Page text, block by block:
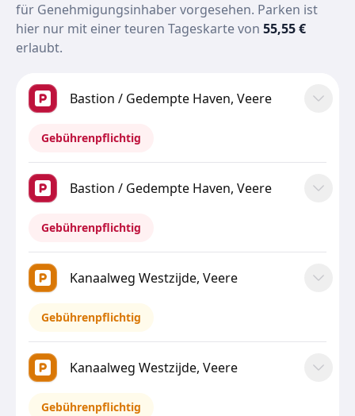
für Genehmigungsinhaber vorgesehen. Parken ist
hier nur mit einer teuren Tageskarte von 55,55 €
erlaubt.
Bastion / Gedempte Haven, Veere
Gebührenpflichtig
Bastion / Gedempte Haven, Veere
Gebührenpflichtig
Kanaalweg Westzijde, Veere
Gebührenpflichtig
Kanaalweg Westzijde, Veere
Gebührenpflichtig